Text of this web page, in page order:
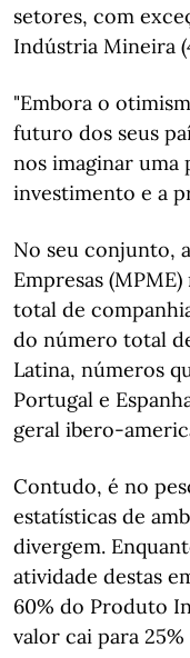
setores, com
Indústria Mineira
"Embora o
futuro dos seus
nos imaginar uma
investimento e a
No seu conjunto,
Empresas
total de
do número total
Latina, números
Portugal e
geral ibero-
Contudo, é no
estatísticas de
divergem.
atividade destas
60% do Produto
valor cai para